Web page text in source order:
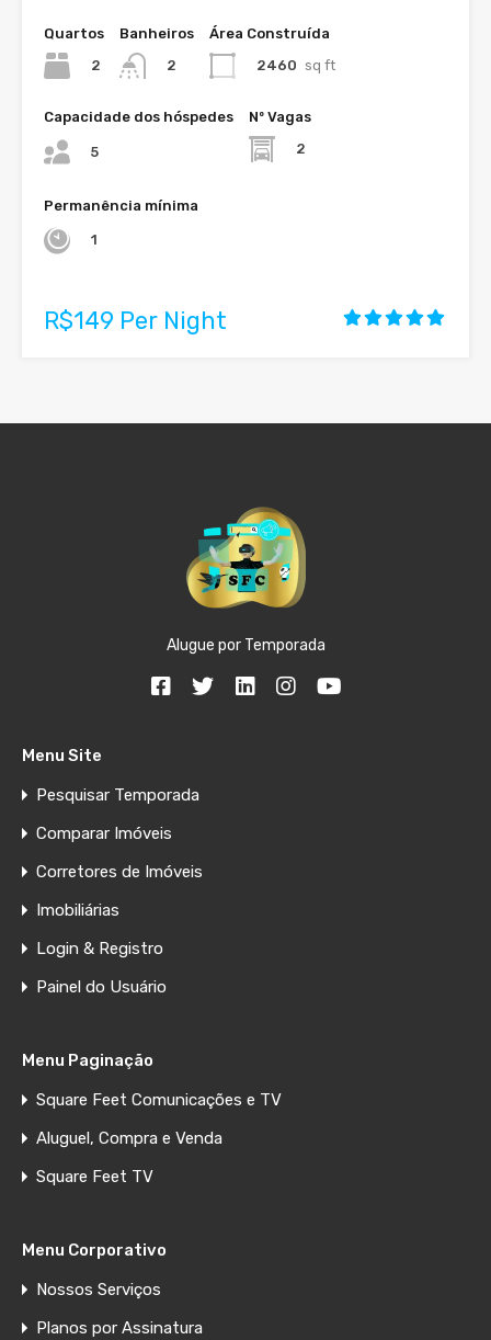
Quartos
2
Banheiros
2
Área Construída
2460 sq ft
Capacidade dos hóspedes
5
Nº Vagas
2
Permanência mínima
1
R$149 Per Night
Alugue por Temporada
Menu Site
Pesquisar Temporada
Comparar Imóveis
Corretores de Imóveis
Imobiliárias
Login & Registro
Painel do Usuário
Menu Paginação
Square Feet Comunicações e TV
Aluguel, Compra e Venda
Square Feet TV
Menu Corporativo
Nossos Serviços
Planos por Assinatura